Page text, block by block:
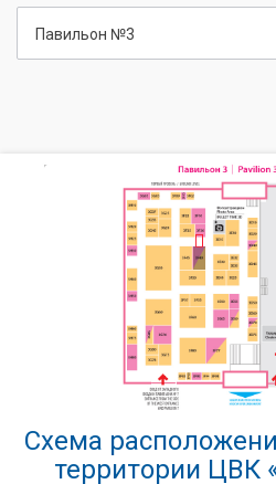
Павильон №3
Схема
территории ЦВК